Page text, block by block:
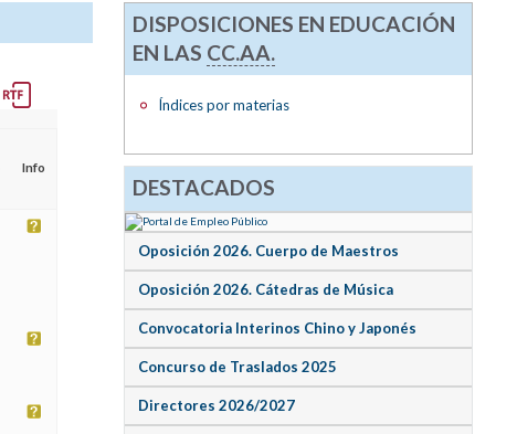
Info
DISPOSICIONES EN EDUCACIÓN
EN LAS CC.AA.
Índices por materias
DESTACADOS
Oposición 2026. Cuerpo de Maestros
Oposición 2026. Cátedras de Música
Convocatoria Interinos Chino y Japonés
Concurso de Traslados 2025
Directores 2026/2027